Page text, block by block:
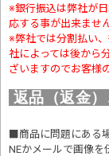
※銀行振込は弊社が
応する事が出来ません
※弊社では分割払い
社によっては後から
ざいますのでお客様
返品（返金
■商品に問題にある
NEかメールで画像を